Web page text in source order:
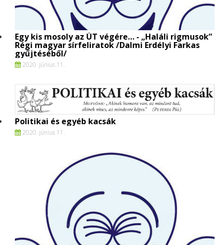
Egy kis mosoly az ÚT végére… - „Haláli rigmusok”
Régi magyar sírfeliratok /Dalmi Erdélyi Farkas
gyűjtéséből/
2020. június 11.
Politikai és egyéb kacsák
2020. június 11.